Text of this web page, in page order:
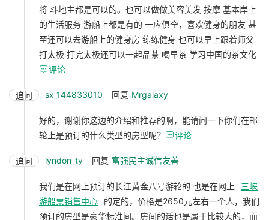
将 斗地主都是可以的。也可以做做美容美发 按摩 基本岸上
的生活服务 游船上都是有的 一应俱全，喜欢健身的朋友 甚
至还可以去游船上的健身房 练练健身 也可以早上跟着师父
打太极 打完太极还可以一起品茶 喝早茶 学习中国的茶文化
评论
追问 sx_144833010 回复 Mrgalaxy
好的，谢谢你这边的介绍和推荐的啊，能请问一下你们在邮
轮上是预订的什么类型的房型呢？ 评论
追问 lyndon_ty 回复 富强民主诚信友善
我们是在网上预订的长江黄金八号游轮的 也是在网上
三峡
游船票销售中心
的定的，价格是2650元左右一个人，我们
预订的房型是豪华标准间。房间的话也是属于比较大的，而